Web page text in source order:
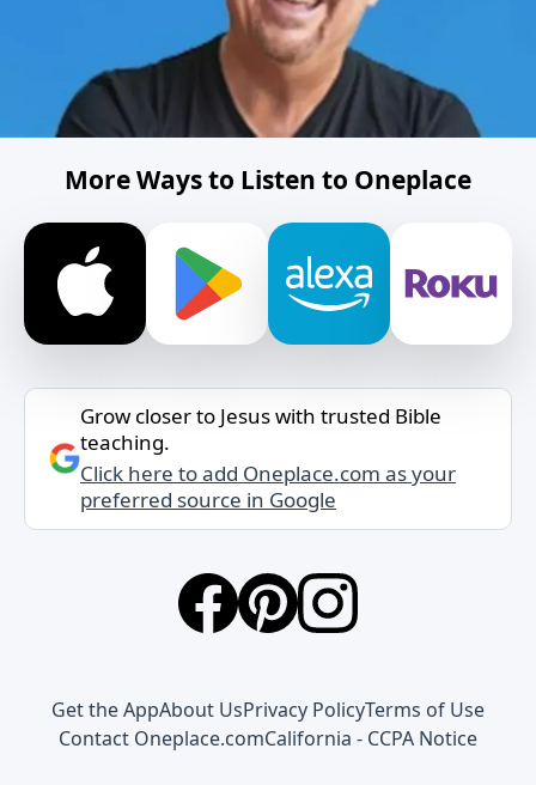
More Ways to Listen to Oneplace
Grow closer to Jesus with trusted Bible
teaching.
Click here to add Oneplace.com as your
preferred source in Google
Get the AppAbout UsPrivacy PolicyTerms of Use
Contact Oneplace.comCalifornia - CCPA Notice